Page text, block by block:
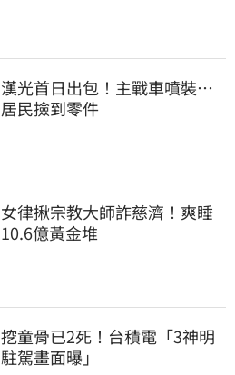
漢光首日出包！主戰車噴裝…
居民撿到零件
女律揪宗教大師詐慈濟！爽睡
10.6億黃金堆
挖童骨已2死！台積電「3神明
駐駕畫面曝」